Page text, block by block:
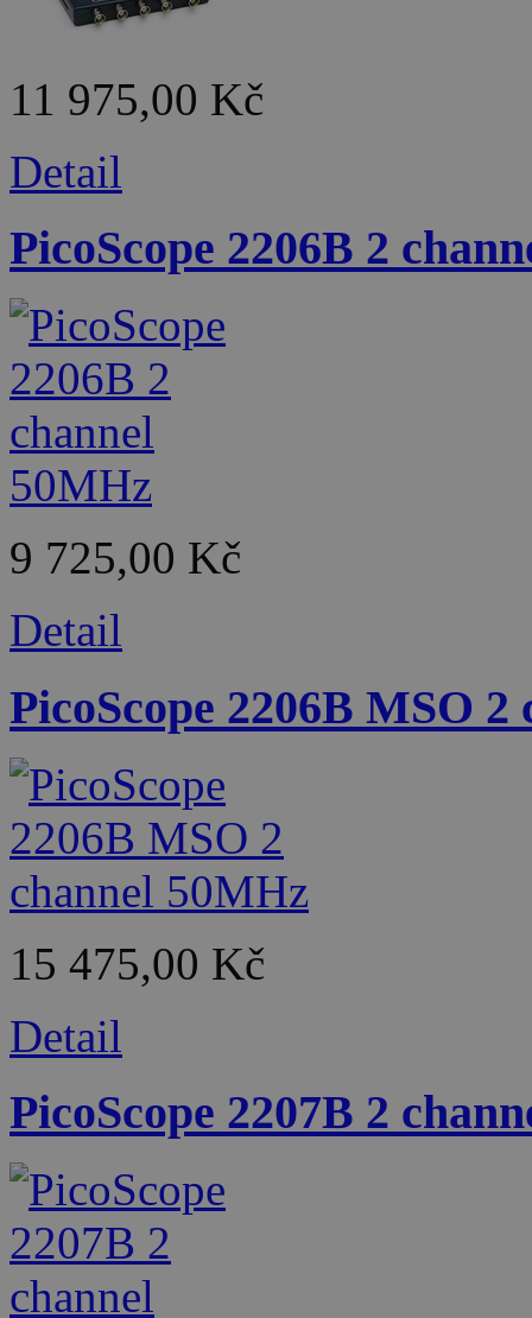
11 975,00 Kč
Detail
PicoScope 2206B 2
9 725,00 Kč
Detail
PicoScope 2206B MSO
15 475,00 Kč
Detail
PicoScope 2207B 2